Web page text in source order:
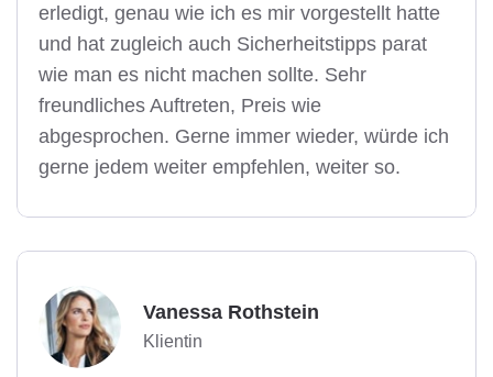
erledigt, genau wie ich es mir vorgestellt hatte
und hat zugleich auch Sicherheitstipps parat
wie man es nicht machen sollte. Sehr
freundliches Auftreten, Preis wie
abgesprochen. Gerne immer wieder, würde ich
gerne jedem weiter empfehlen, weiter so.
Vanessa Rothstein
Klientin